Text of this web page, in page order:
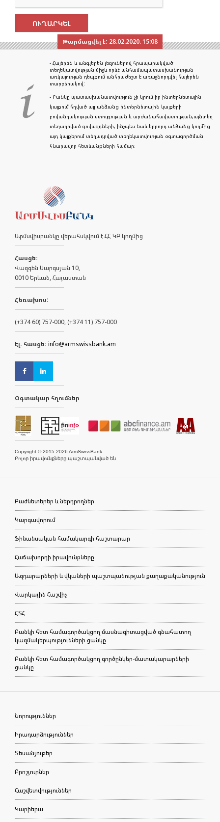
Թարմացվել է: 28.02.2020. 15:08
- Հայերեն և անգլերեն լեզուներով հրապարակված
տեղեկատվության միջև որևէ անհամապատասխանության
առկայության դեպքում անհրաժեշտ է առաջնորդվել հայերեն
տարբերակով:
- Բանկը պատասխանատվություն չի կրում իր ինտերնետային
կայքում հղված այլ անձանց ինտերնետային կայքերի
բովանդակության ստույգության և արժանահավատության,այնտեղ
տեղադրված գովազդների, ինչպես նաև երրորդ անձանց կողմից
այդ կայքերում տեղադրված տեղեկատվության օգտագործման
հնարավոր հետևանքների համար:
Արմսվիսբանկը վերահսկվում է ՀՀ ԿԲ կողմից
Հասցե:
Վազգեն Սարգսյան 10,
0010 Երևան, Հայաստան
Հեռախոս:
(+374 60) 757-000, (+374 11) 757-000
Էլ. հասցե: info@armswissbank.am
Օգտակար հղումներ
Copyright © 2015-2026 ArmSwissBank
Բոլոր իրավունքները պաշտպանված են
Բաժնետերեր և ներդրողներ
Կարգավորում
Ֆինանսական համակարգի հաշտարար
Հաճախորդի իրավունքները
Ազդարարների և վկաների պաշտպանության քաղաքականություն
Վարկային Հաշվիչ
ՀՏՀ
Բանկի հետ համագործակցող մասնագիտացված գնահատող
կազմակերպությունների ցանկը
Բանկի հետ համագործակցող գործընկեր-մատակարարների
ցանկը
Նորություններ
Իրադարձություններ
Տեսանյութեր
Բրոշյուրներ
Հաշվետվություններ
Կարիերա